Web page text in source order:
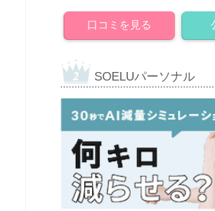
口コミを見る
SOELUパーソナル